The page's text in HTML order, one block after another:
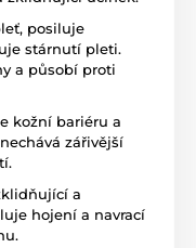
posiluje
stárnutí pleti.
a působí proti
kožní bariéru a
zářivější
a
hojení a navrací